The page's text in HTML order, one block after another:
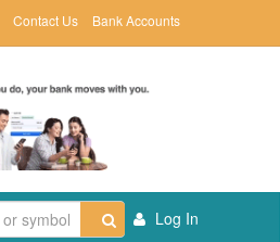
Contact Us Bank Accounts
Log In